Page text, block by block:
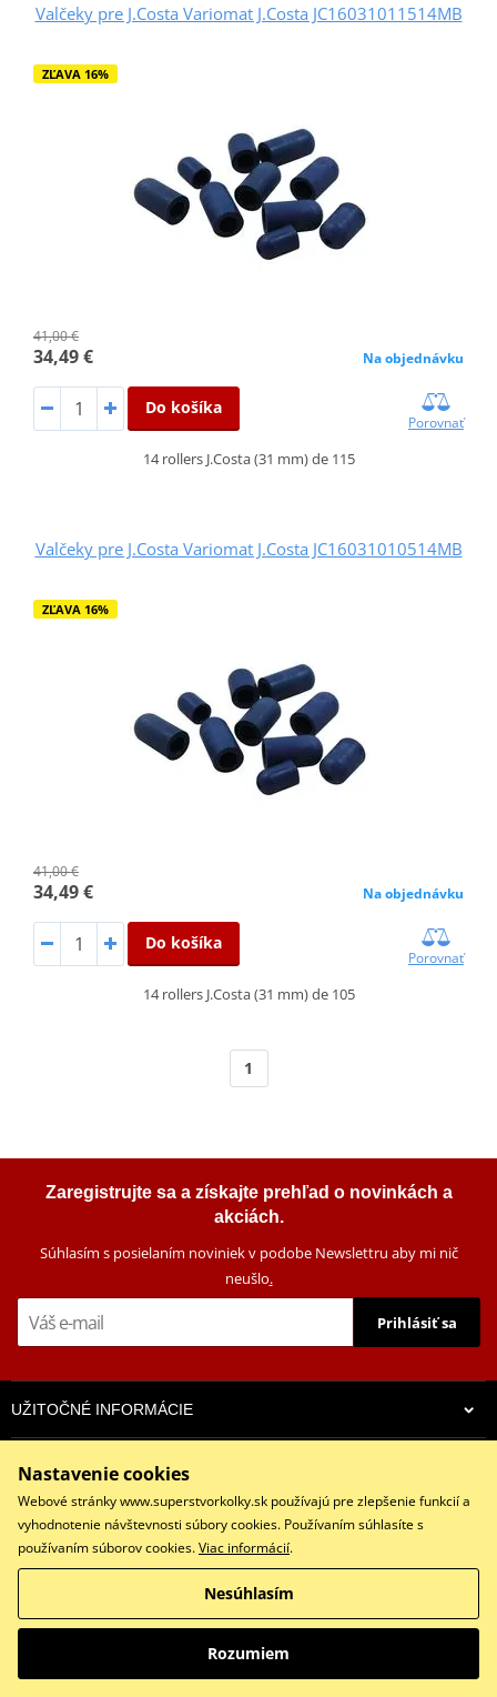
Valčeky pre J.Costa Variomat J.Costa JC16031011514MB
ZĽAVA 16%
41,00 €
34,49 € Na objednávku
Do košíka
Porovnať
14 rollers J.Costa (31 mm) de 115
Valčeky pre J.Costa Variomat J.Costa JC16031010514MB
ZĽAVA 16%
41,00 €
34,49 € Na objednávku
Do košíka
Porovnať
14 rollers J.Costa (31 mm) de 105
1
Zaregistrujte sa a získajte prehľad o novinkách a
akciách.
Súhlasím s posielaním noviniek v podobe Newslettru aby mi nič
neušlo.
Prihlásiť sa
UŽITOČNÉ INFORMÁCIE
ZÁKAZNÍCKY SERVIS
NA STIAHNUTIE
650
info@superstvorkolky.sk
PO - PIA (9:00 - 17:00) | SO (9:00 - 12:00)
Nastavenie cookies
Webové stránky www.superstvorkolky.sk používajú pre zlepšenie funkcií a
vyhodnotenie návštevnosti súbory cookies. Používaním súhlasíte s
používaním súborov cookies.Viac informácií.
Nesúhlasím
Rozumiem